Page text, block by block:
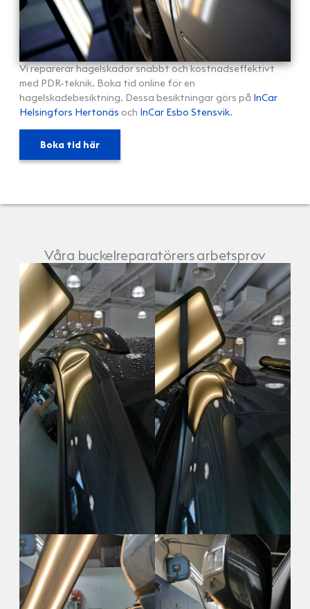
Vi reparerar hagelskador snabbt och kostnadseffektivt
med PDR-teknik. Boka tid online för en
hagelskadebesiktning. Dessa besiktningar görs på InCar
Helsingfors Hertonäs och InCar Esbo Stensvik.
Boka tid här
Våra buckelreparatörers arbetsprov